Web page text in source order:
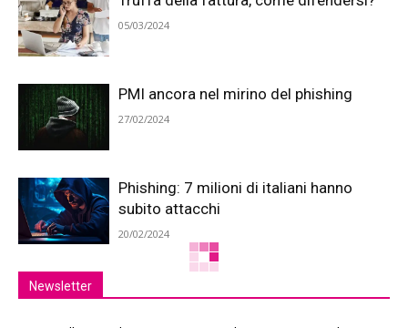
05/03/2024
PMI ancora nel mirino del phishing
27/02/2024
Phishing: 7 milioni di italiani hanno
subito attacchi
20/02/2024
Newsletter